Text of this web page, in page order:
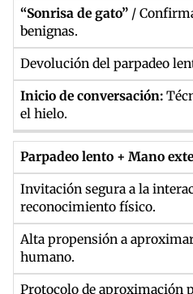
“Sonrisa de gato” /
benignas.
Devolución del parpadeo
Inicio de conversación:
el hielo.
Parpadeo lento + Mano
Invitación segura a la
reconocimiento físico.
Alta propensión a
humano.
Protocolo de aproximación